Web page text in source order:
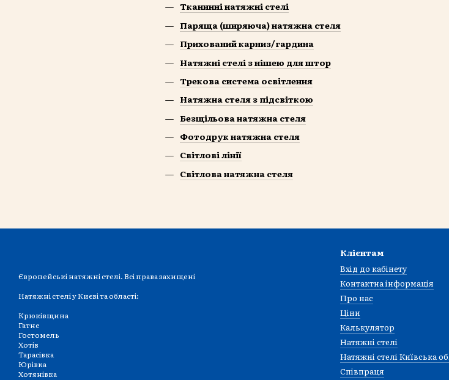
Тканинні натяжні стелі
Паряща (ширяюча) натяжна стеля
Прихований карниз/гардина
Натяжні стелі з нішею для штор
Трекова система освітлення
Натяжна стеля з підсвіткою
Безщільова натяжна стеля
Фотодрук натяжна стеля
Світлові лінії
Світлова натяжна стеля
Європейські натяжні стелі. Всі права захищені
Натяжні стелі у Києві та області:
Крюківщина
Гатне
Гостомель
Хотів
Тарасівка
Юрівка
Хотянівка
Клієнтам
Вхід до кабінету
Контактна інформація
Про нас
Ціни
Калькулятор
Натяжні стелі
Натяжні стелі Київська
Співпраця